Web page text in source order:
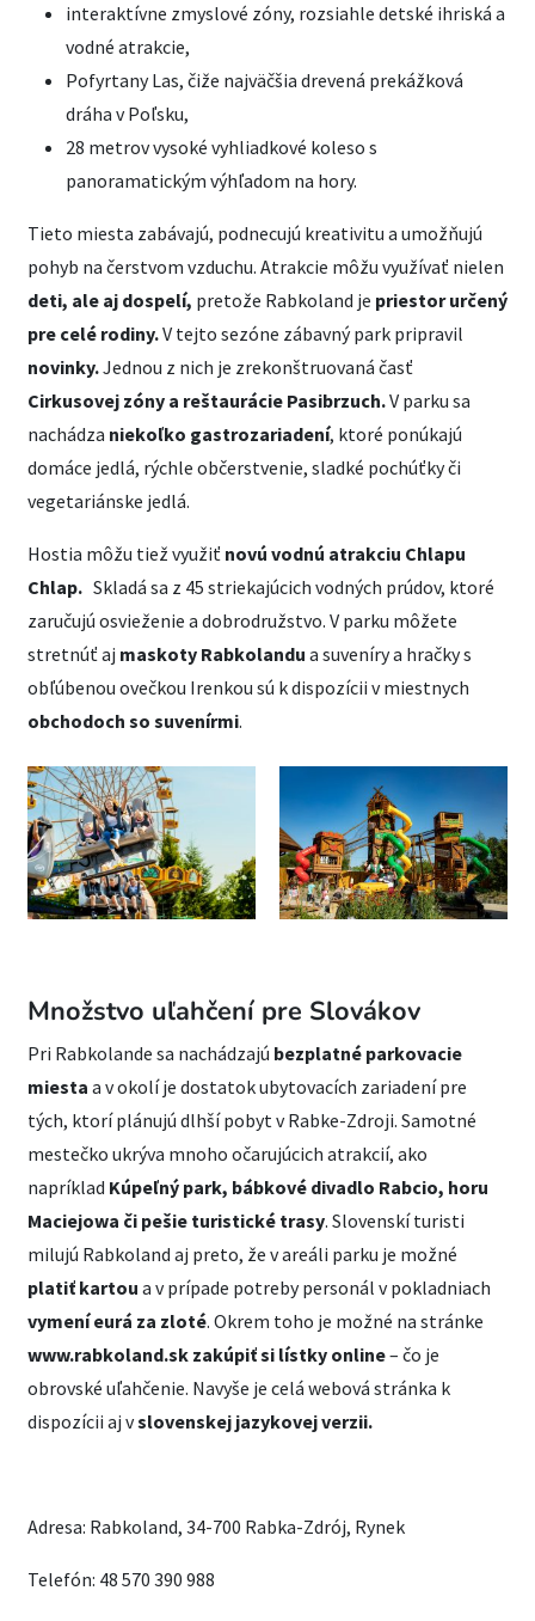
interaktívne zmyslové zóny, rozsiahle detské ihriská a
vodné atrakcie,
Pofyrtany Las, čiže najväčšia drevená prekážková
dráha v Poľsku,
28 metrov vysoké vyhliadkové koleso s
panoramatickým výhľadom na hory.
Tieto miesta zabávajú, podnecujú kreativitu a umožňujú
pohyb na čerstvom vzduchu. Atrakcie môžu využívať nielen
deti, ale aj dospelí, pretože Rabkoland je priestor určený
pre celé rodiny.V tejto sezóne zábavný park pripravil
novinky.Jednou z nich je zrekonštruovaná časť
Cirkusovej zóny a reštaurácie Pasibrzuch.V parku sa
nachádza niekoľko gastrozariadení, ktoré ponúkajú
domáce jedlá, rýchle občerstvenie, sladké pochúťky či
vegetariánske jedlá.
Hostia môžu tiež využiť novú vodnú atrakciu Chlapu
Chlap. Skladá sa z 45 striekajúcich vodných prúdov, ktoré
zaručujú osvieženie a dobrodružstvo. V parku môžete
stretnúť aj maskoty Rabkolandu a suveníry a hračky s
obľúbenou ovečkou Irenkou sú k dispozícii v miestnych
obchodoch so suvenírmi.
Množstvo uľahčení pre Slovákov
Pri Rabkolande sa nachádzajú bezplatné parkovacie
miesta a v okolí je dostatok ubytovacích zariadení pre
tých, ktorí plánujú dlhší pobyt v Rabke-Zdroji. Samotné
mestečko ukrýva mnoho očarujúcich atrakcií, ako
napríklad Kúpeľný park, bábkové divadlo Rabcio, horu
Maciejowa či pešie turistické trasy. Slovenskí turisti
milujú Rabkoland aj preto, že v areáli parku je možné
platiť kartou a v prípade potreby personál v pokladniach
vymení eurá za zloté. Okrem toho je možné na stránke
www.rabkoland.sk zakúpiť si lístky online– čo je
obrovské uľahčenie. Navyše je celá webová stránka k
dispozícii aj vslovenskej jazykovej verzii.
Adresa: Rabkoland, 34-700 Rabka-Zdrój, Rynek
Telefón: 48 570 390 988